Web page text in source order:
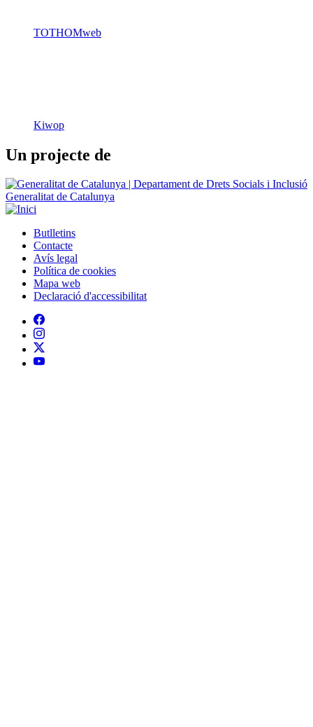
TOTHOMweb
Kiwop
Un projecte de
Generalitat de Catalunya
Peu
Butlletins
Contacte
Avís legal
Política de cookies
Mapa web
Declaració d'accessibilitat